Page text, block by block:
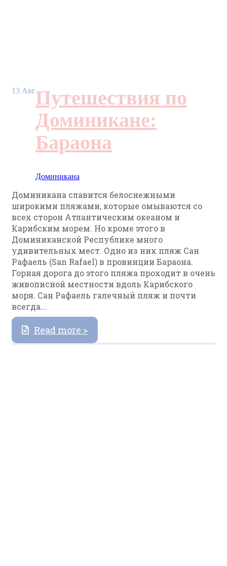
13 АвгПутешествия по
Доминикане:
Бараона
Доминикана
Доминикана славится белоснежными
широкими пляжами, которые омываются со
всех сторон Атлантическим океаном и
Карибским морем. Но кроме этого в
Доминиканской Республике много
удивительных мест. Одно из них пляж Сан
Рафаель (San Rafael) в провинции Бараона.
Горная дорога до этого пляжа проходит в очень
живописной местности вдоль Карибского
моря. Сан Рафаель галечный пляж и почти
всегда...
Read more >